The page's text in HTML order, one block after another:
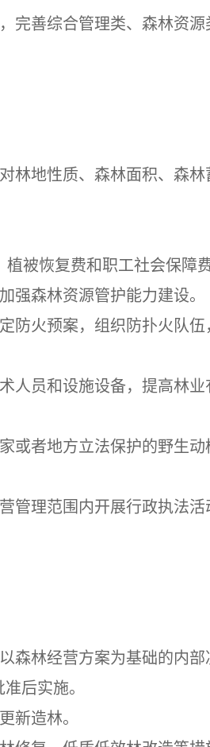
完善综合管理类、森林资源
林地性质、森林面积、森林
被恢复费和职工社会保障费
强森林资源管护能力建设。
防火预案，组织防扑火队伍
人员和设施设备，提高林业
或者地方立法保护的野生动
管理范围内开展行政执法活
森林经营方案为基础的内部
后实施。
新造林。